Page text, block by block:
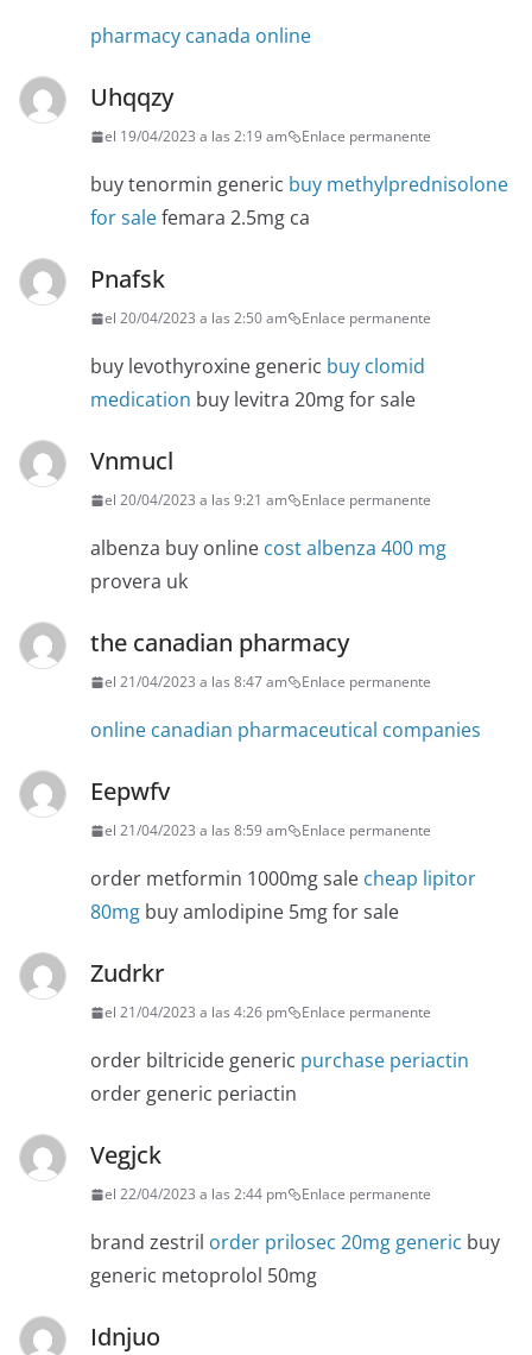
pharmacy canada online
Uhqqzy
el 19/04/2023 a las 2:19 am Enlace permanente
buy tenormin generic buy methylprednisolone
for salefemara 2.5mg ca
Pnafsk
el 20/04/2023 a las 2:50 am Enlace permanente
buy levothyroxine generic buy clomid
medication buy levitra 20mg for sale
Vnmucl
el 20/04/2023 a las 9:21 am Enlace permanente
albenza buy online cost albenza 400 mg
provera uk
the canadian pharmacy
el 21/04/2023 a las 8:47 am Enlace permanente
online canadian pharmaceutical companies
Eepwfv
el 21/04/2023 a las 8:59 am Enlace permanente
order metformin 1000mg sale cheap lipitor
80mg buy amlodipine 5mg for sale
Zudrkr
el 21/04/2023 a las 4:26 pm Enlace permanente
order biltricide generic purchase periactin
order generic periactin
Vegjck
el 22/04/2023 a las 2:44 pm Enlace permanente
brand zestril order prilosec 20mg generic buy
generic metoprolol 50mg
Idnjuo